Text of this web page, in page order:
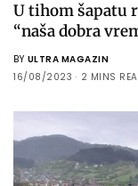
U tihom šapatu
“naša dobra
BY ULTRA MAGAZIN
16/08/2023
2 MINS